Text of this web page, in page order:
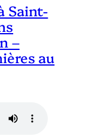
Saint-
–
au